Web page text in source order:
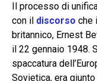
Il processo di
con il discorso che
britannico, Ernest
il 22 gennaio 1948.
spaccatura
Sovietica, era